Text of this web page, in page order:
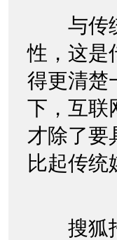
与传统
性，这是
得更清楚
下，互联
才除了要
比起传统
搜狐招